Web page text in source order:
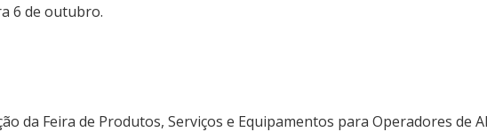
6 de outubro.
da Feira de Produtos, Serviços e Equipamentos para Operadores de